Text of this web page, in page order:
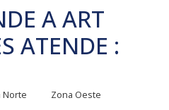
A ART
ATENDE :
Norte
Zona Oeste